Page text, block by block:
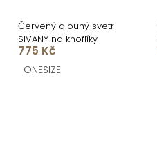
Červený dlouhý svetr
SIVANY na knoflíky
775 Kč
ONESIZE